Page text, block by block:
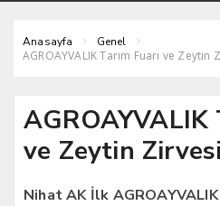
Anasayfa Genel
AGROAYVALIK Tarım Fuarı ve Zeytin
AGROAYVALIK
ve Zeytin
Nihat AK İlk AGROAYVALIK